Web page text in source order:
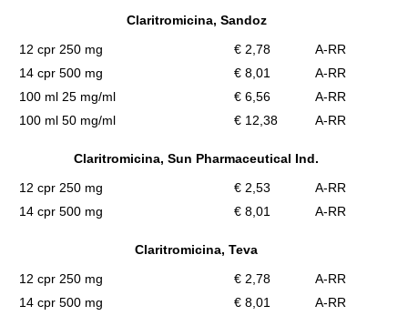
Claritromicina, Sandoz
12 cpr 250 mg
€ 2,78
A-RR
14 cpr 500 mg
€ 8,01
A-RR
100 ml 25 mg/ml
€ 6,56
A-RR
100 ml 50 mg/ml
€ 12,38 A-RR
Claritromicina, Sun Pharmaceutical Ind.
12 cpr 250 mg
€ 2,53
A-RR
14 cpr 500 mg
€ 8,01 A-RR
Claritromicina, Teva
12 cpr 250 mg
€ 2,78
A-RR
14 cpr 500 mg
€ 8,01 A-RR